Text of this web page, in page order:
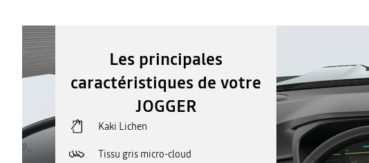
Les principales
caractéristiques de votre
JOGGER
Kaki Lichen
Tissu gris micro-cloud